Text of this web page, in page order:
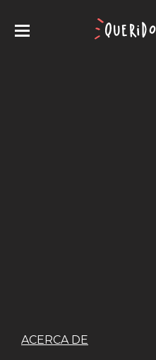
ACERCA DE